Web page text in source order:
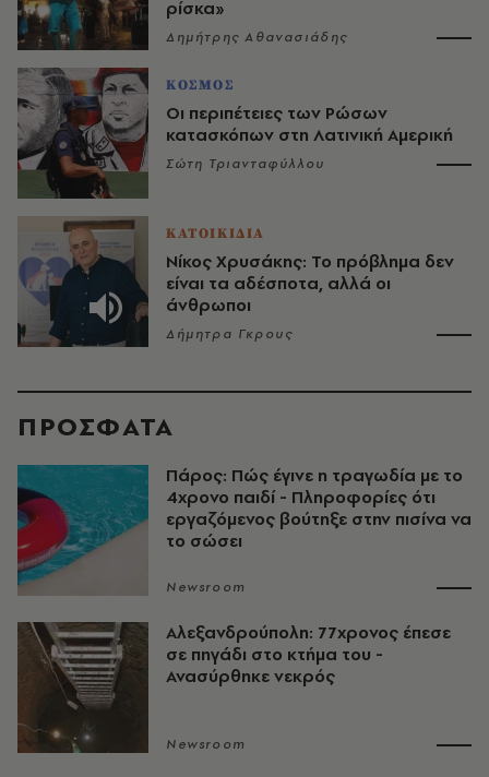
ρίσκα»
Δημήτρης Αθανασιάδης
ΚΟΣΜΟΣ
Οι περιπέτειες των Ρώσων
κατασκόπων στη Λατινική Αμερική
Σώτη Τριανταφύλλου
ΚΑΤΟΙΚΙΔΙΑ
Νίκος Χρυσάκης: Το πρόβλημα δεν
είναι τα αδέσποτα, αλλά οι
άνθρωποι
Δήμητρα Γκρους
ΠΡΟΣΦΑΤΑ
Πάρος: Πώς έγινε η τραγωδία με το
4χρονο παιδί - Πληροφορίες ότι
εργαζόμενος βούτηξε στην πισίνα να
το σώσει
Newsroom
Αλεξανδρούπολη: 77χρονος έπεσε
σε πηγάδι στο κτήμα του -
Ανασύρθηκε νεκρός
Newsroom